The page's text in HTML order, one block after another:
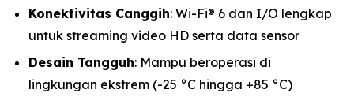
Konektivitas Canggih: Wi-Fi® 6 dan I/O lengkap
untuk streaming video HD serta data sensor
Desain Tangguh: Mampu beroperasi di
lingkungan ekstrem (-25 °C hingga +85 °C)